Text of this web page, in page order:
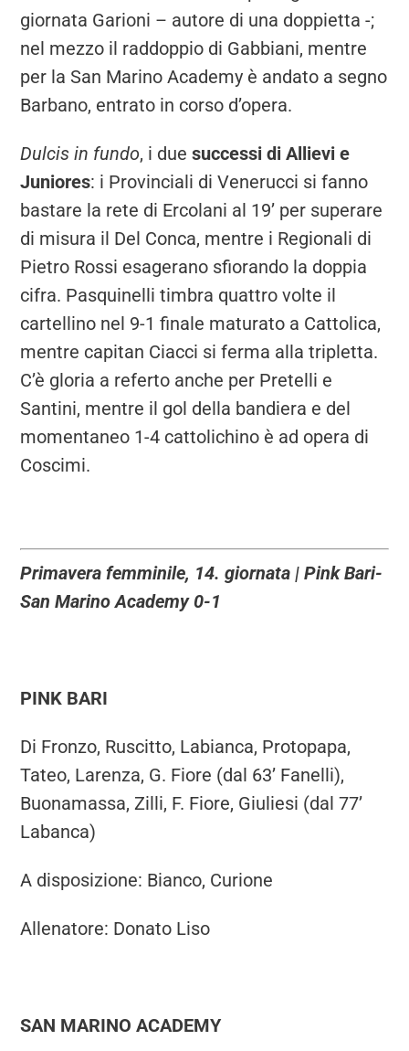
giornata Garioni – autore di una doppietta -;
nel mezzo il raddoppio di Gabbiani, mentre
per la San Marino Academy è andato a segno
Barbano, entrato in corso d’opera.
Dulcis in fundo, i duesuccessi di Allievi e
Juniores: i Provinciali di Venerucci si fanno
bastare la rete di Ercolani al 19’ per superare
di misura il Del Conca, mentre i Regionali di
Pietro Rossi esagerano sfiorando la doppia
cifra. Pasquinelli timbra quattro volte il
cartellino nel 9-1 finale maturato a Cattolica,
mentre capitan Ciacci si ferma alla tripletta.
C’è gloria a referto anche per Pretelli e
Santini, mentre il gol della bandiera e del
momentaneo 1-4 cattolichino è ad opera di
Coscimi.
Primavera femminile, 14. giornata | Pink Bari-
San Marino Academy 0-1
PINK BARI
Di Fronzo, Ruscitto, Labianca, Protopapa,
Tateo, Larenza, G. Fiore (dal 63’ Fanelli),
Buonamassa, Zilli, F. Fiore, Giuliesi (dal 77’
Labanca)
A disposizione: Bianco, Curione
Allenatore: Donato Liso
SAN MARINO ACADEMY